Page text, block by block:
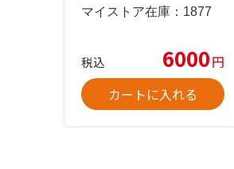
マイストア在庫： 1877
税込 6000円
カートに入れる